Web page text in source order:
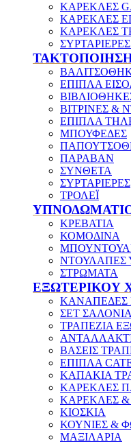
ΚΑΡΕΚΛΕΣ
ΚΑΡΕΚΛΕΣ
ΚΑΡΕΚΛΕΣ
ΕΠΙΠΛΑ
ΒΙΤΡΙΝΕΣ &
ΕΠΙΠΛΑ
ΜΠΟΥΦΕΔΕΣ
ΠΑΡΑΒΑΝ
ΣΥΝΘΕΤΑ
ΣΥΡΤΑΡΙΕΡΕΣ
ΤΡΟΛΕΪ
ΚΡΕΒΑΤΙΑ
ΚΟΜΟΔΙΝΑ
ΝΤΟΥΛΑΠΕΣ
ΣΤΡΩΜΑΤΑ
ΕΞΩΤΕΡΙΚΟΥ
ΚΑΝΑΠΕΔΕΣ
ΣΕΤ
ΤΡΑΠΕΖΙΑ
ΒΑΣΕΙΣ
ΕΠΙΠΛΑ
ΚΑΠΑΚΙΑ
ΚΑΡΕΚΛΕΣ
ΚΑΡΕΚΛΕΣ
ΚΙΟΣΚΙΑ
ΚΟΥΝΙΕΣ &
ΜΑΞΙΛΑΡΙΑ